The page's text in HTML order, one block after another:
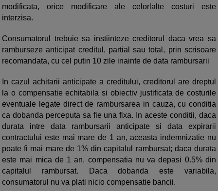
modificata, orice modificare ale celorlalte costuri este
interzisa.
Consumatorul trebuie sa instiinteze creditorul daca vrea sa
ramburseze anticipat creditul, partial sau total, prin scrisoare
recomandata, cu cel putin 10 zile inainte de data rambursarii
In cazul achitarii anticipate a creditului, creditorul are dreptul
la o compensatie echitabila si obiectiv justificata de costurile
eventuale legate direct de rambursarea in cauza, cu conditia
ca dobanda perceputa sa fie una fixa. In aceste conditii, daca
durata intre data rambursarii anticipate si data expirarii
contractului este mai mare de 1 an, aceasta indemnizatie nu
poate fi mai mare de 1% din capitalul rambursat; daca durata
este mai mica de 1 an, compensatia nu va depasi 0.5% din
capitalul rambursat. Daca dobanda este variabila,
consumatorul nu va plati nicio compensatie bancii.